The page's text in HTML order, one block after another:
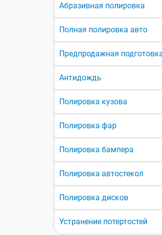
Абразивная полировка
Полная полировка авто
Предпродажная
Антидождь
Полировка кузова
Полировка фар
Полировка бампера
Полировка автостекол
Полировка дисков
Устранение потертостей